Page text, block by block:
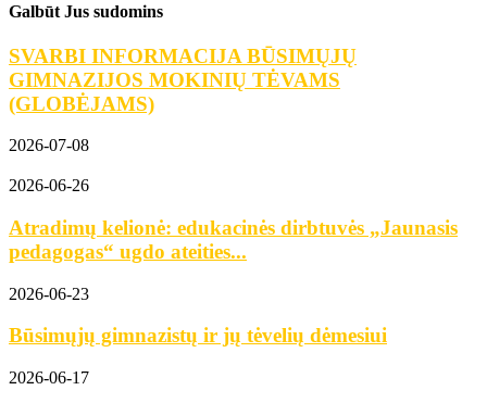
Galbūt Jus sudomins
SVARBI INFORMACIJA BŪSIMŲJŲ
GIMNAZIJOS MOKINIŲ TĖVAMS
(GLOBĖJAMS)
2026-07-08
2026-06-26
Atradimų kelionė: edukacinės dirbtuvės „Jaunasis
pedagogas“ ugdo ateities...
2026-06-23
Būsimųjų gimnazistų ir jų tėvelių dėmesiui
2026-06-17